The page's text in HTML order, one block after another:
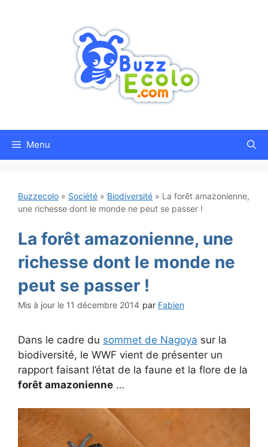
Menu
Buzzecolo » Société » Biodiversité » La forêt amazonienne,
une richesse dont le monde ne peut se passer !
La forêt amazonienne, une
richesse dont le monde ne
peut se passer !
11 décembre 2014 par Fabien
Dans le cadre du sommet de Nagoya sur la
biodiversité, le WWF vient de présenter un
rapport faisant l’état de la faune et la flore de la
forêt amazonienne …